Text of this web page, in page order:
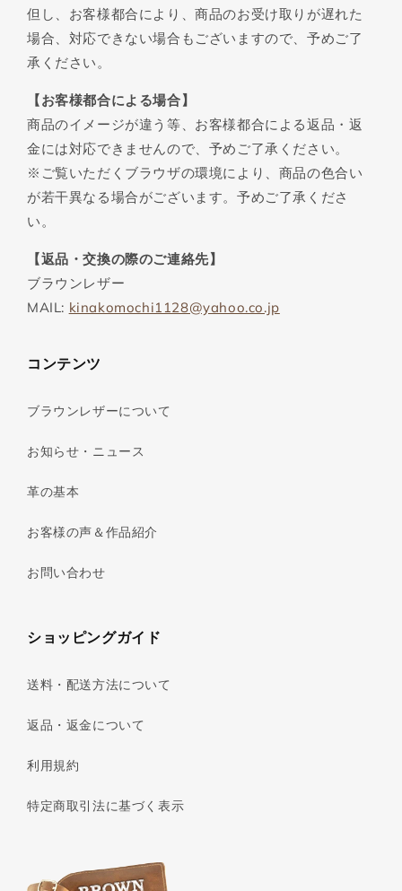
但し、お客様都合により、商品のお受け取りが遅れた
場合、対応できない場合もございますので、予めご了
承ください。
【お客様都合による場合】
商品のイメージが違う等、お客様都合による返品・返
金には対応できませんので、予めご了承ください。
※ご覧いただくブラウザの環境により、商品の色合い
が若干異なる場合がございます。予めご了承くださ
い。
【返品・交換の際のご連絡先】
ブラウンレザー
MAIL: kinakomochi1128@yahoo.co.jp
コンテンツ
ブラウンレザーについて
お知らせ・ニュース
革の基本
お客様の声＆作品紹介
お問い合わせ
ショッピングガイド
送料・配送方法について
返品・返金について
利用規約
特定商取引法に基づく表示